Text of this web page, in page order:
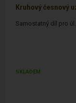
Kruhový česnový
Samostatný díl pro úl.
SKLADEM